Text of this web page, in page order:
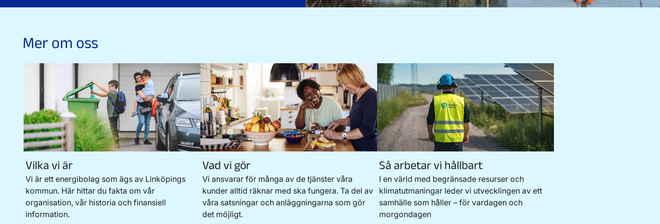
Mer om oss
Vilka vi är
Vi är ett energibolag som ägs av Linköpings
kommun. Här hittar du fakta om vår
organisation, vår historia och finansiell
information.
Vad vi gör
Vi ansvarar för många av de tjänster våra
kunder alltid räknar med ska fungera. Ta del av
våra satsningar och anläggningarna som gör
det möjligt.
Så arbetar vi hållbart
I en värld med begränsade resurser och
klimatutmaningar leder vi utvecklingen av ett
samhälle som håller – för vardagen och
morgondagen